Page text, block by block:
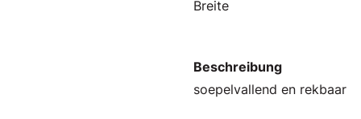
Breite
Beschreibung
soepelvallend en rekbaar